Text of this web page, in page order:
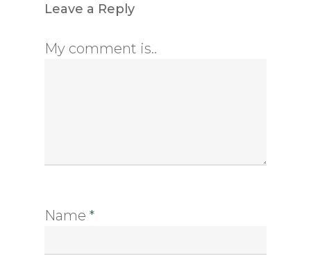
Leave a Reply
My comment is..
Name *